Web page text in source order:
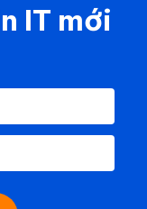
IT mới